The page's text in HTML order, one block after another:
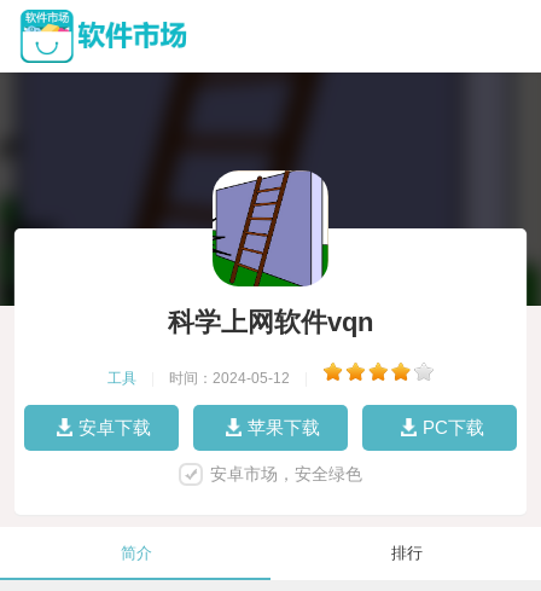
科学上网软件vqn
工具 时间：2024-05-12
安卓下载 苹果下载 PC下载
安卓市场，安全绿色
简介 排行